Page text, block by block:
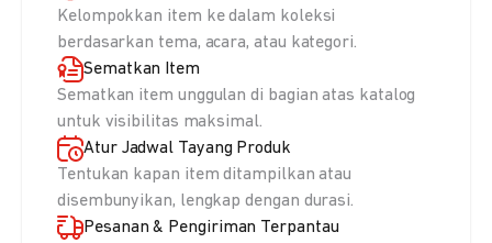
Kelompokkan item ke dalam koleksi
berdasarkan tema, acara, atau kategori.
Sematkan Item
Sematkan item unggulan di bagian atas katalog
untuk visibilitas maksimal.
Atur Jadwal Tayang Produk
Tentukan kapan item ditampilkan atau
disembunyikan, lengkap dengan durasi.
Pesanan & Pengiriman Terpantau